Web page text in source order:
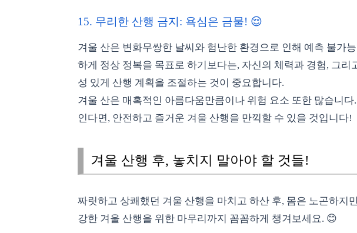
15. 무리한 산행 금지: 욕심은 금물! 😌
겨울 산은 변화무쌍한 날씨와 험난한 환경으로 인해 예측 불가
하게 정상 정복을 목표로 하기보다는, 자신의 체력과 경험, 그리
성 있게 산행 계획을 조절하는 것이 중요합니다.
겨울 산은 매혹적인 아름다움만큼이나 위험 요소 또한 많습니
인다면, 안전하고 즐거운 겨울 산행을 만끽할 수 있을 것입니다!
겨울 산행 후, 놓치지 말아야 할 것들!
짜릿하고 상쾌했던 겨울 산행을 마치고 하산 후, 몸은 노곤하지
강한 겨울 산행을 위한 마무리까지 꼼꼼하게 챙겨보세요. 😊